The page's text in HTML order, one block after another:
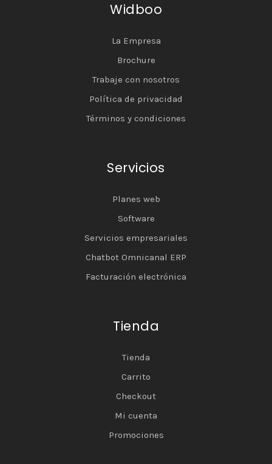
Widboo
La Empresa
Brochure
Trabaje con nosotros
Política de privacidad
Términos y condiciones
Servicios
Planes web
Software
Servicios empresariales
Chatbot Omnicanal ERP
Facturación electrónica
Tienda
Tienda
Carrito
Checkout
Mi cuenta
Promociones